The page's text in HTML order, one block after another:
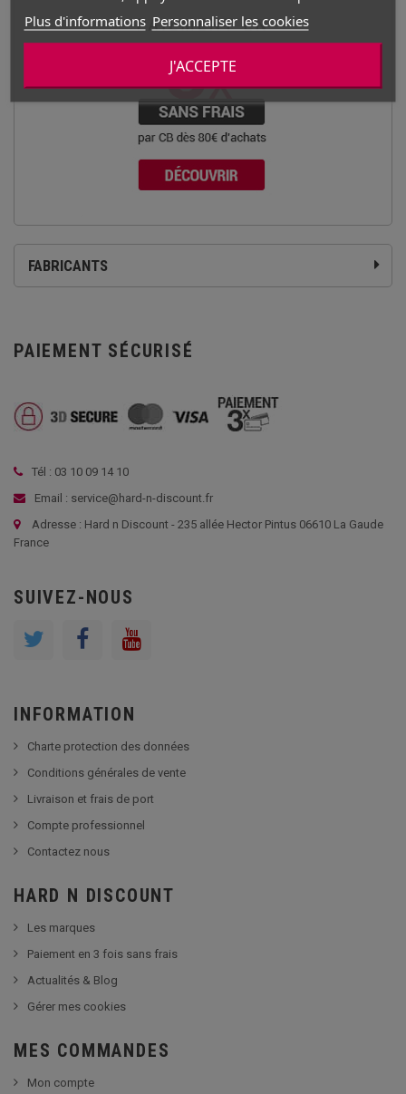
Plus d'informations Personnaliser les cookies
J'ACCEPTE
FABRICANTS
PAIEMENT SÉCURISÉ
Tél : 03 10 09 14 10
Email : service@hard-n-discount.fr
Adresse : Hard n Discount - 235 allée Hector Pintus 06610 La Gaude
France
SUIVEZ-NOUS
INFORMATION
Charte protection des données
Conditions générales de vente
Livraison et frais de port
Compte professionnel
Contactez nous
HARD N DISCOUNT
Les marques
Paiement en 3 fois sans frais
Actualités & Blog
Gérer mes cookies
MES COMMANDES
Mon compte